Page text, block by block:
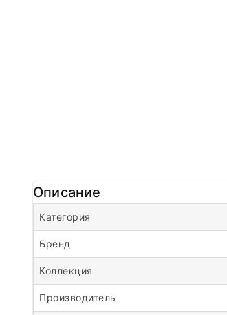
Описание
Категория
Бренд
Коллекция
Производитель